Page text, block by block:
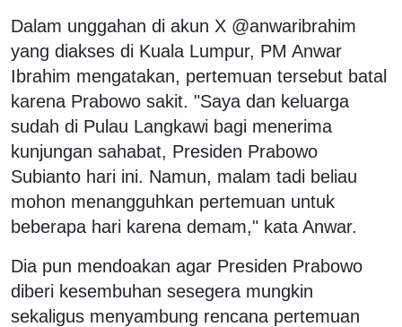
Dalam unggahan di akun X @anwaribrahim
yang diakses di Kuala Lumpur, PM Anwar
Ibrahim mengatakan, pertemuan tersebut batal
karena Prabowo sakit. "Saya dan keluarga
sudah di Pulau Langkawi bagi menerima
kunjungan sahabat, Presiden Prabowo
Subianto hari ini. Namun, malam tadi beliau
mohon menangguhkan pertemuan untuk
beberapa hari karena demam," kata Anwar.
Dia pun mendoakan agar Presiden Prabowo
diberi kesembuhan sesegera mungkin
sekaligus menyambung rencana pertemuan